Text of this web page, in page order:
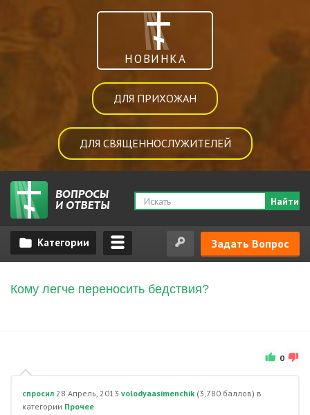
НОВИНКА
ДЛЯ ПРИХОЖАН
ДЛЯ СВЯЩЕННОСЛУЖИТЕЛЕЙ
Найти
Задать Вопрос
Кому легче переносить бедствия?
0
спросил 28 Апрель, 2013 volodyaasimenchik (3,780 баллов) в
категории Прочее